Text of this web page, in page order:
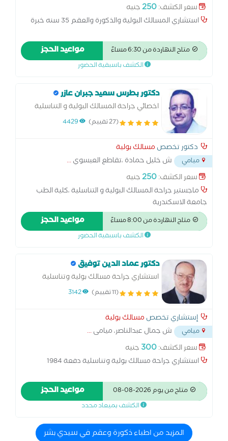
سعر الكشف:250جنيه
استشاري المسالك البولية والذكورة والعقم 35 سنه خبرة
متاح النهاردة من 6:30 مساءً مواعيد الحجز
الكشف باسبقية الحضور
دكتور بطرس سعيد جبران عازر
اخصائي جراحة المسالك البولية و التناسلية
(27 تقييم) 4429
دكتور تخصص مسالك بولية
ميامي ش خليل حمادة ،تقاطع العيسوي...
سعر الكشف:250جنيه
ماجستير جراحة المسالك البولية و التناسلية ،كلية الطب
جامعة الاسكندرية
متاح النهاردة من 8:00 مساءً مواعيد الحجز
الكشف باسبقية الحضور
دكتور عماد الدين توفيق
استشاري جراحة مسالك بولية وتناسلية
(11 تقييم) 3142
إستشاري تخصص مسالك بولية
ميامي ش جمال عبدالناصر، ميامى...
سعر الكشف:300 جنيه
استشاري جراحة مسالك بولية وتناسلية دفعة 1984
متاح من يوم 2026-08-08 مواعيد الحجز
الكشف بميعاد محدد
المزيد من اطباء ذكورة وعقم في سيدي بشر